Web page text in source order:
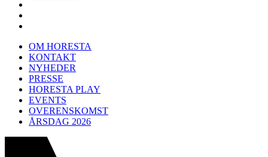
OM HORESTA
KONTAKT
NYHEDER
PRESSE
HORESTA PLAY
EVENTS
OVERENSKOMST
ÅRSDAG 2026